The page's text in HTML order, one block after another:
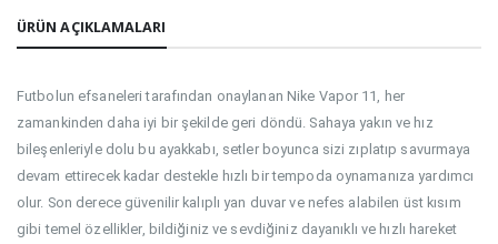
ÜRÜN AÇIKLAMALARI
Futbolun efsaneleri tarafından onaylanan Nike Vapor 11, her
zamankinden daha iyi bir şekilde geri döndü. Sahaya yakın ve hız
bileşenleriyle dolu bu ayakkabı, setler boyunca sizi zıplatıp savurmaya
devam ettirecek kadar destekle hızlı bir tempoda oynamanıza yardımcı
olur. Son derece güvenilir kalıplı yan duvar ve nefes alabilen üst kısım
gibi temel özellikler, bildiğiniz ve sevdiğiniz dayanıklı ve hızlı hareket